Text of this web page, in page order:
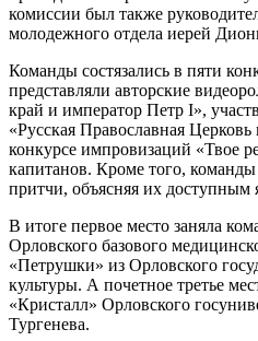
комиссии был также
молодежного отдела иерей
Команды состязались в пяти
представляли авторские
край и император Петр I»,
«Русская Православная
конкурсе импровизаций «Твое
капитанов. Кроме того,
притчи, объясняя их доступным
В итоге первое место заняла
Орловского базового
«Петрушки» из Орловского
культуры. А почетное третье
«Кристалл» Орловского
Тургенева.